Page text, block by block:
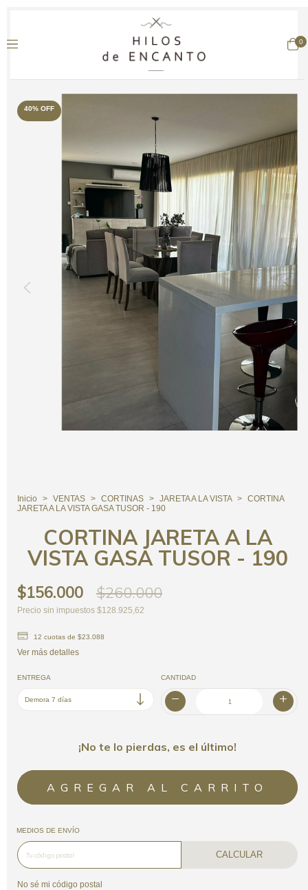
0
40% OFF
Inicio > VENTAS > CORTINAS > JARETA A LA VISTA > CORTINA
JARETA A LA VISTA GASA TUSOR - 190
CORTINA JARETA A LA
VISTA GASA TUSOR - 190
$156.000 $260.000
Precio sin impuestos $128.925,62
12 cuotas de $23.088
Ver más detalles
ENTREGA CANTIDAD
¡No te lo pierdas, es el último!
MEDIOS DE ENVÍO
CALCULAR
No sé mi código postal